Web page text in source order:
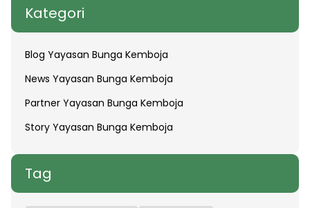
Kategori
Blog Yayasan Bunga Kemboja
News Yayasan Bunga Kemboja
Partner Yayasan Bunga Kemboja
Story Yayasan Bunga Kemboja
Tag